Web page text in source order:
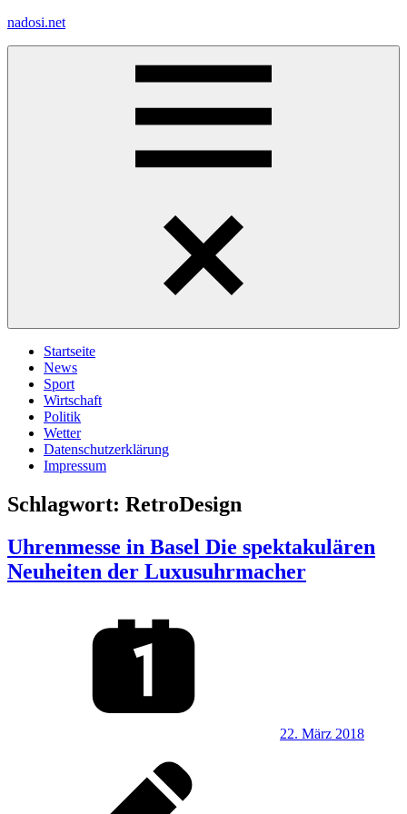
Zum
nadosi.net
Startseite
News
Sport
Wirtschaft
Politik
Wetter
Datenschutzerklärung
Impressum
Schlagwort: RetroDesign
Uhrenmesse in Basel Die spektakulären
Neuheiten der Luxusuhrmacher
22. März 2018